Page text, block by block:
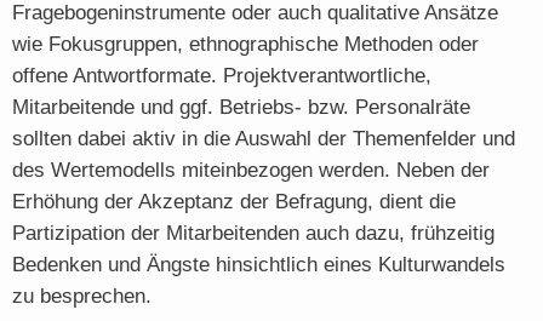
Fragebogeninstrumente oder auch qualitative Ansätze
wie Fokusgruppen, ethnographische Methoden oder
offene Antwortformate. Projektverantwortliche,
Mitarbeitende und ggf. Betriebs- bzw. Personalräte
sollten dabei aktiv in die Auswahl der Themenfelder und
des Wertemodells miteinbezogen werden. Neben der
Erhöhung der Akzeptanz der Befragung, dient die
Partizipation der Mitarbeitenden auch dazu, frühzeitig
Bedenken und Ängste hinsichtlich eines Kulturwandels
zu besprechen.